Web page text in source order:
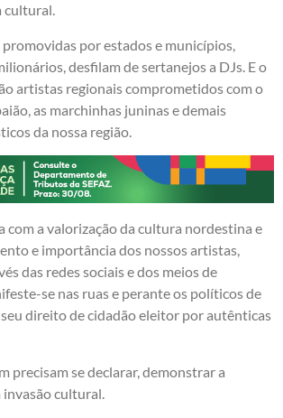
cultural.
por estados e municípios,
desfilam de sertanejos a DJs. E o
artistas regionais comprometidos com o
as marchinhas juninas e demais
da nossa região.
com a valorização da cultura nordestina e
e importância dos nossos artistas,
das redes sociais e dos meios de
se nas ruas e perante os políticos de
seu direito de cidadão eleitor por autênticas
precisam se declarar, demonstrar a
cultural.